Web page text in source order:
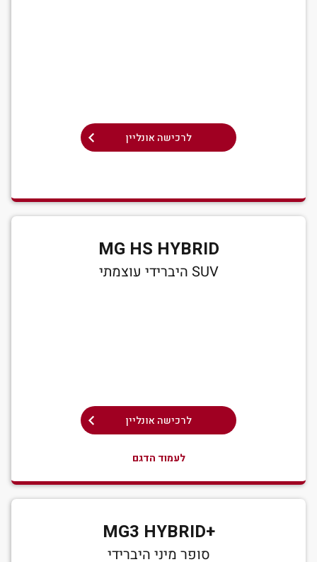
לרכישה אונליין
MG HS HYBRID
SUV היברידי עוצמתי
לרכישה אונליין
לעמוד הדגם
+MG3 HYBRID
סופר מיני היברידי